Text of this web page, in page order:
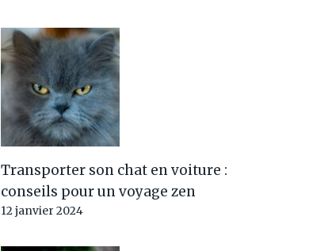
Transporter son chat en voiture :
conseils pour un voyage zen
12 janvier 2024